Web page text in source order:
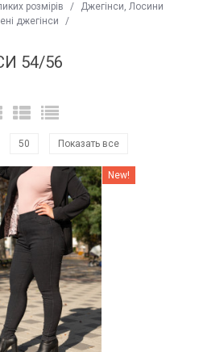
розмірів /
Джегінси, Лосини
джегінси /
54/56
50 Показать все
Варіант з % New!